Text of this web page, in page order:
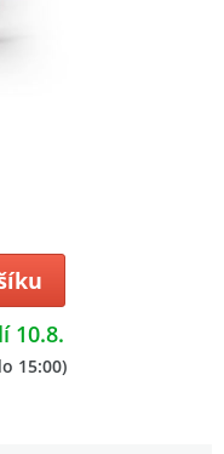
10.8.
15:00)